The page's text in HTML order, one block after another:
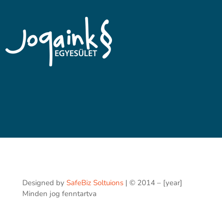
Designed by SafeBiz Soltuions| © 2014 – [year]
Minden jog fenntartva